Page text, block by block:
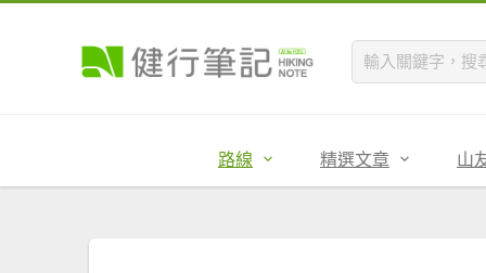
路線 精選文章 山